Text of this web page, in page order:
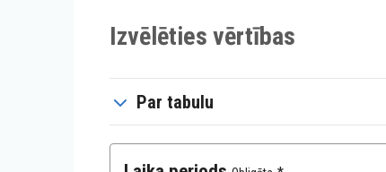
Izvēlēties vērtības
Par tabulu